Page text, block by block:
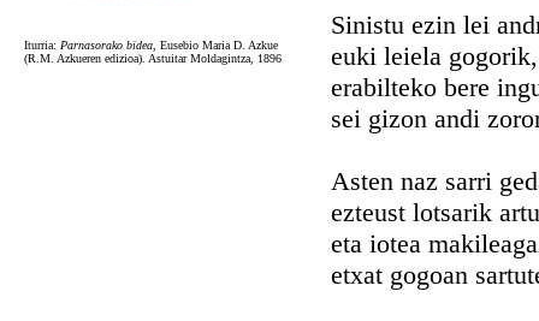
Iturria: Parnasorako bidea , Eusebio Maria D. Azkue
(R.M. Azkueren edizioa). Astuitar Moldagintza, 1896
Sinistu ezin lei
euki leiela gogorik,
erabilteko bere
sei gizon andi
Asten naz sarri
ezteust lotsarik
eta iotea
etxat gogoan